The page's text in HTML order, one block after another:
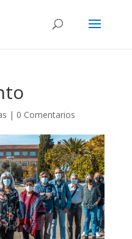
| 0 Comentarios